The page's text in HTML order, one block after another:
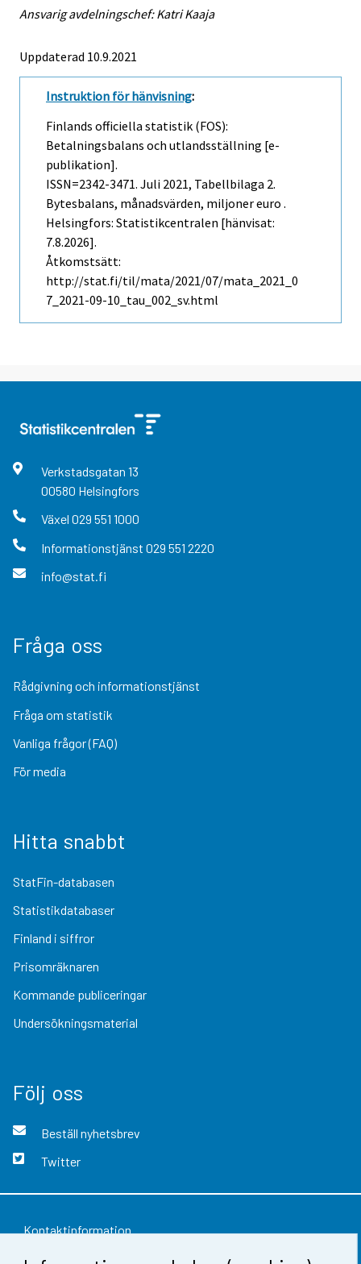
Ansvarig avdelningschef: Katri Kaaja
Uppdaterad 10.9.2021
Instruktion för hänvisning:
Finlands officiella statistik (FOS):
Betalningsbalans och utlandsställning [e-
publikation].
ISSN=2342-3471. Juli 2021, Tabellbilaga 2.
Bytesbalans, månadsvärden, miljoner euro .
Helsingfors: Statistikcentralen [hänvisat:
7.8.2026].
Åtkomstsätt:
http://stat.fi/til/mata/2021/07/mata_2021_0
7_2021-09-10_tau_002_sv.html
Verkstadsgatan 13
00580 Helsingfors
Växel 029 551 1000
Informationstjänst 029 551 2220
info@stat.fi
Fråga oss
Rådgivning och informationstjänst
Fråga om statistik
Vanliga frågor (FAQ)
För media
Hitta snabbt
StatFin-databasen
Statistikdatabaser
Finland i siffror
Prisomräknaren
Kommande publiceringar
Undersökningsmaterial
Följ oss
Beställ nyhetsbrev
Twitter
Kontaktinformation